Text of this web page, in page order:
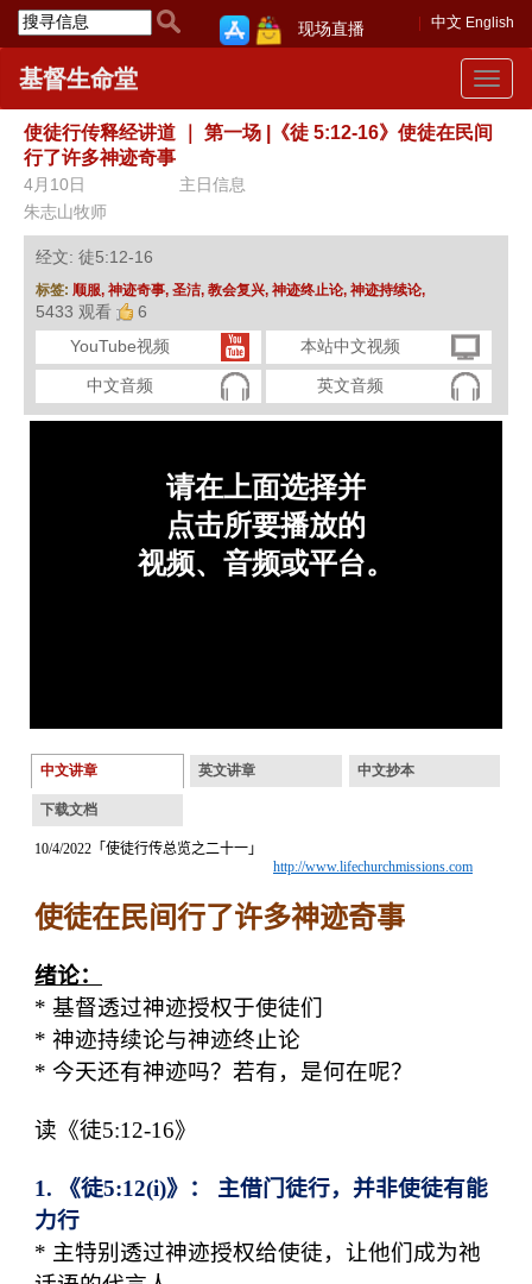
中文 English
现场直播
Toggle
基督生命堂
使徒行传释经讲道
第一场 |《徒 5:12-16》使徒在民间
行了许多神迹奇事
4月10日
主日信息
朱志山牧师
经文: 徒5:12-16
标签: 顺服, 神迹奇事, 圣洁, 教会复兴, 神迹终止论, 神迹持续论,
5433 观看
6
YouTube视频
本站中文视频
中文音频 英文音频
中文讲章 英文讲章 中文抄本
下载文档